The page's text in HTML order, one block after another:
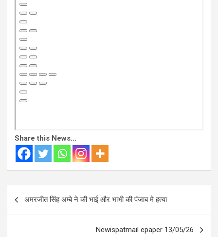
Share this News...
अमरजीत सिंह अम्बे ने की भाई और भाभी की पंजाब मे हत्या
Newispatmail epaper 13/05/26